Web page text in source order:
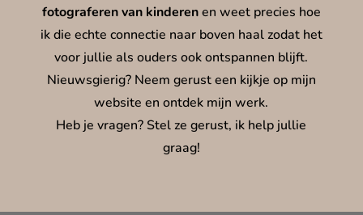
fotograferen van kinderenen weet precies hoe
ik die echte connectie naar boven haal zodat het
voor jullie als ouders ook ontspannen blijft.
Nieuwsgierig? Neem gerust een kijkje op mijn
website en ontdek mijn werk.
Heb je vragen? Stel ze gerust, ik help jullie
graag!